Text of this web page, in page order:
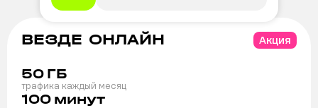
ВЕЗДЕ ОНЛАЙН Акция
50 ГБ
трафика каждый месяц
100 минут